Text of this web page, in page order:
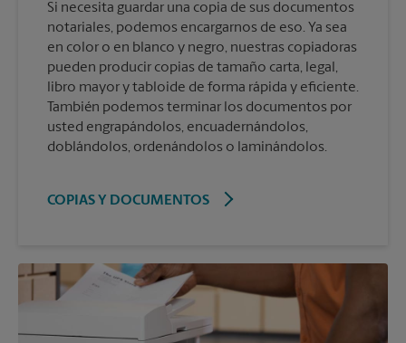
Si necesita guardar una copia de sus documentos
notariales, podemos encargarnos de eso. Ya sea
en color o en blanco y negro, nuestras copiadoras
pueden producir copias de tamaño carta, legal,
libro mayor y tabloide de forma rápida y eficiente.
También podemos terminar los documentos por
usted engrapándolos, encuadernándolos,
doblándolos, ordenándolos o laminándolos.
COPIAS Y DOCUMENTOS